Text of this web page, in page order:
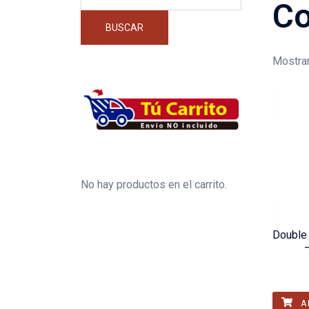
BUSCAR
No hay productos en el carrito.